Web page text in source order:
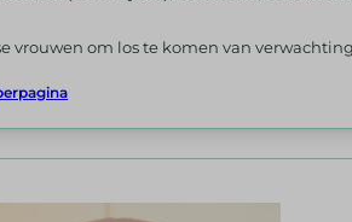
vrouwen om los te komen van